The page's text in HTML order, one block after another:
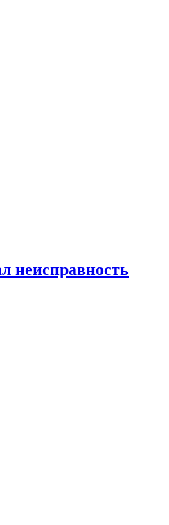
неисправность